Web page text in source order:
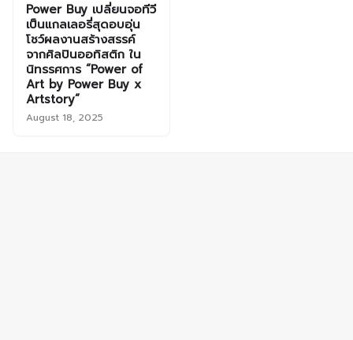
Power Buy เปลี่ยนจอทีวี
เป็นแกลเลอรี่สุดอบอุ่น
โชว์ผลงานสร้างสรรค์
จากศิลปินออทิสติก ใน
นิทรรศการ “Power of
Art by Power Buy x
Artstory”
August 18, 2025